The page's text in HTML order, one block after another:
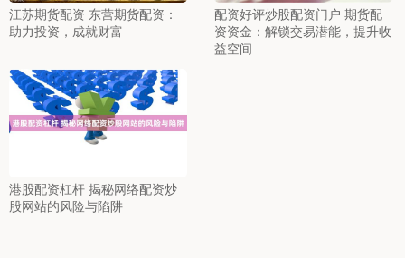
江苏期货配资 东营期货配资：
助力投资，成就财富
配资好评炒股配资门户 期货配
资资金：解锁交易潜能，提升收
益空间
港股配资杠杆 揭秘网络配资炒
股网站的风险与陷阱